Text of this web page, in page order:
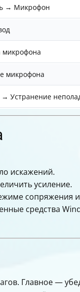
→ Микрофон
микрофона
Устранение
искажений.
усиление.
сопряжения
средства
Главное —